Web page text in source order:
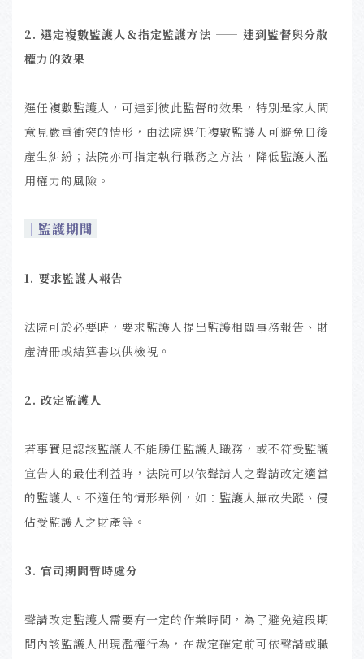
2. 選定複數監護人＆指定監護方法 —— 達到監督與分散
權力的效果
選任複數監護人，可達到彼此監督的效果，特別是家人間
意見嚴重衝突的情形，由法院選任複數監護人可避免日後
產生糾紛；法院亦可指定執行職務之方法，降低監護人濫
用權力的風險。
｜ 監護期間
1. 要求監護人報告
法院可於必要時，要求監護人提出監護相關事務報告、財
產清冊或結算書以供檢視。
2. 改定監護人
若事實足認該監護人不能勝任監護人職務，或不符受監護
宣告人的最佳利益時，法院可以依聲請人之聲請改定適當
的監護人。不適任的情形舉例，如：監護人無故失蹤、侵
佔受監護人之財產等。
3. 官司期間暫時處分
聲請改定監護人需要有一定的作業時間，為了避免這段期
間內該監護人出現濫權行為，在裁定確定前可依聲請或職